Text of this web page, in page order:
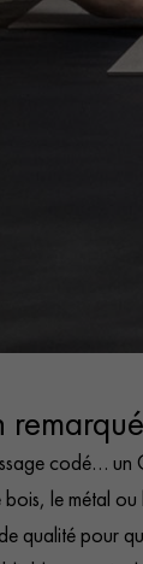
codé… un
le métal ou
qualité pour